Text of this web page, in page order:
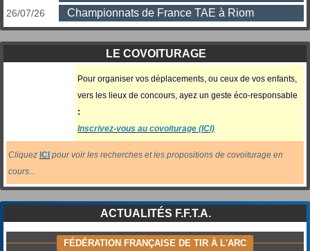
26/07/26 Championnats de France TAE à Riom
LE COVOITURAGE
Pour organiser vos déplacements, ou ceux de vos enfants,
vers les lieux de concours, ayez un geste éco-responsable
:
Inscrivez-vous au covoiturage (ICI)
Cliquez ICI pour voir les recherches et les propositions de covoiturage en
cours...
ACTUALITÉS F.F.T.A.
FÉDÉRATION FRANÇAISE DE TIR À L'ARC